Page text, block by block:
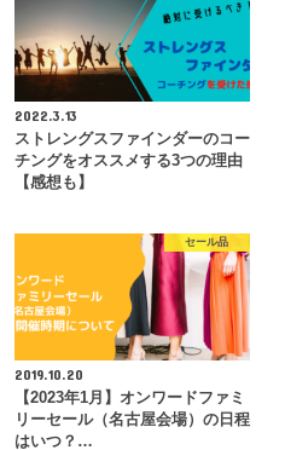
2022.3.13
ストレングスファインダーのコー
チングをオススメする3つの理由
【感想も】
セール品
2019.10.20
【2023年1月】オンワードファミ
リーセール（名古屋会場）の日程
はいつ？…